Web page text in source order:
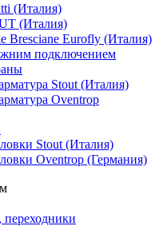
(Италия)
(Италия)
Bresciane Eurofly (Италия)
подключением
Stout (Италия)
Oventrop
Stout (Италия)
Oventrop (Германия)
переходники